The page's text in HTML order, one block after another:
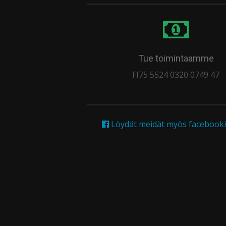
Tue toimintaamme
FI75 5524 0320 0749 47
Löydät meidät myös